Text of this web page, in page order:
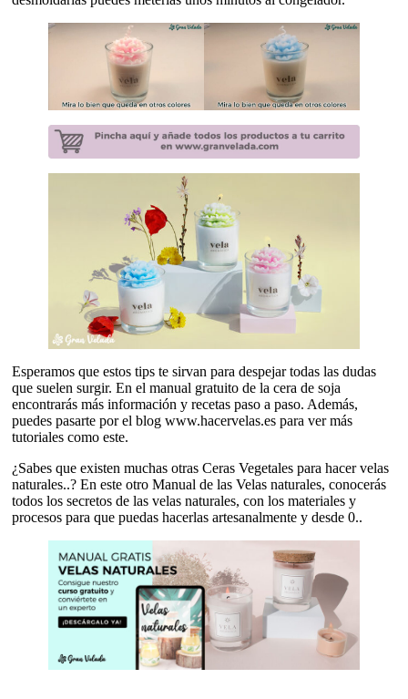
Esperamos que estos tips te sirvan para despejar todas las dudas
que suelen surgir. En el manual gratuito de la cera de soja
encontrarás más información y recetas paso a paso. Además,
puedes pasarte por el blog www.hacervelas.es para ver más
tutoriales como este.
¿Sabes que existen muchas otras Ceras Vegetales para hacer velas
naturales..? En este otro Manual de las Velas naturales, conocerás
todos los secretos de las velas naturales, con los materiales y
procesos para que puedas hacerlas artesanalmente y desde 0..